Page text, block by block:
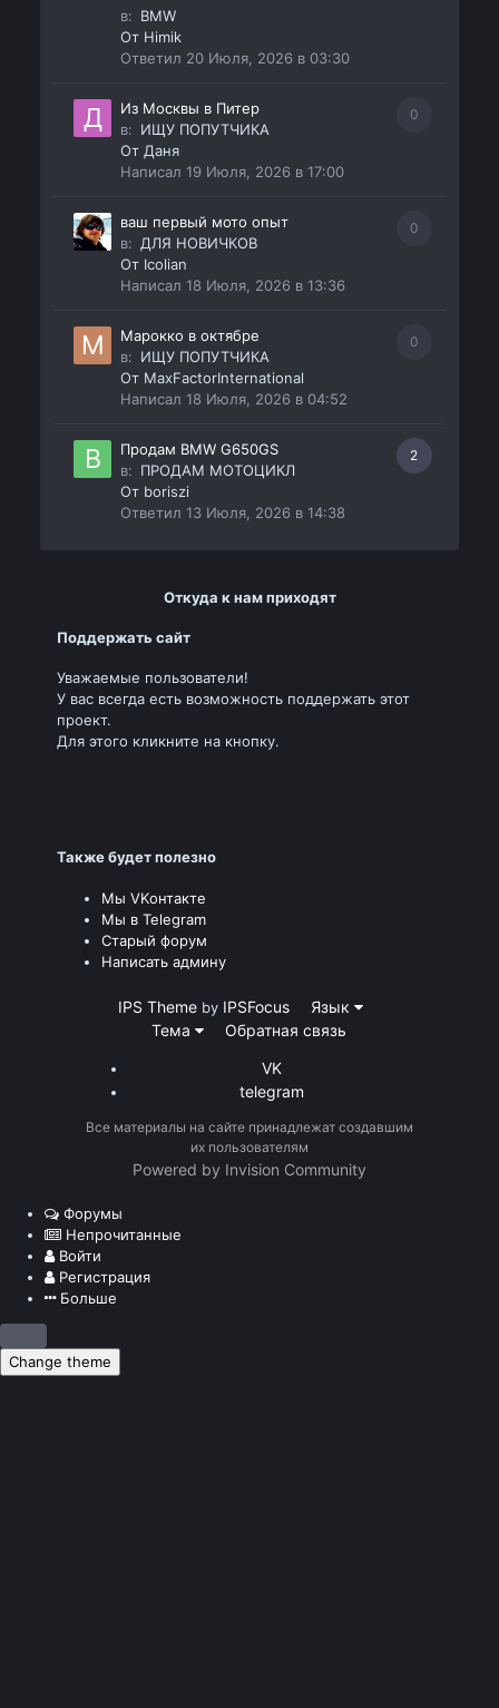
в: BMW
От Himik
Ответил 20 Июля, 2026 в 03:30
0
Из Москвы в Питер
в: ИЩУ ПОПУТЧИКА
ОтДаня
Написал19 Июля, 2026 в 17:00
0
ваш первый мото опыт
в: ДЛЯ НОВИЧКОВ
От Icolian
Написал18 Июля, 2026 в 13:36
0
Марокко в октябре
в: ИЩУ ПОПУТЧИКА
От MaxFactorInternational
Написал18 Июля, 2026 в 04:52
2
Продам BMW G650GS
в: ПРОДАМ МОТОЦИКЛ
От boriszi
Ответил13 Июля, 2026 в 14:38
Откуда к нам приходят
Поддержать сайт
Уважаемые пользователи!
У вас всегда есть возможность поддержать этот
проект.
Для этого кликните на кнопку.
Также будет полезно
Мы VKонтакте
Мы в Telegram
Старый форум
Написать админу
IPS Theme by IPSFocus
Язык
Тема
Обратная связь
VK
telegram
Все материалы на сайте принадлежат создавшим
их пользователям
Powered by Invision Community
Форумы
Непрочитанные
Войти
Регистрация
Больше
Change theme